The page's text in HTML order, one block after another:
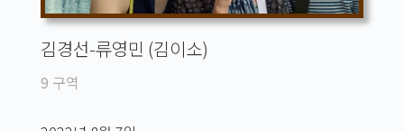
김경선-류영민 (김이소)
9 구역